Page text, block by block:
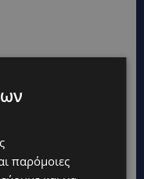
παρόμοιες